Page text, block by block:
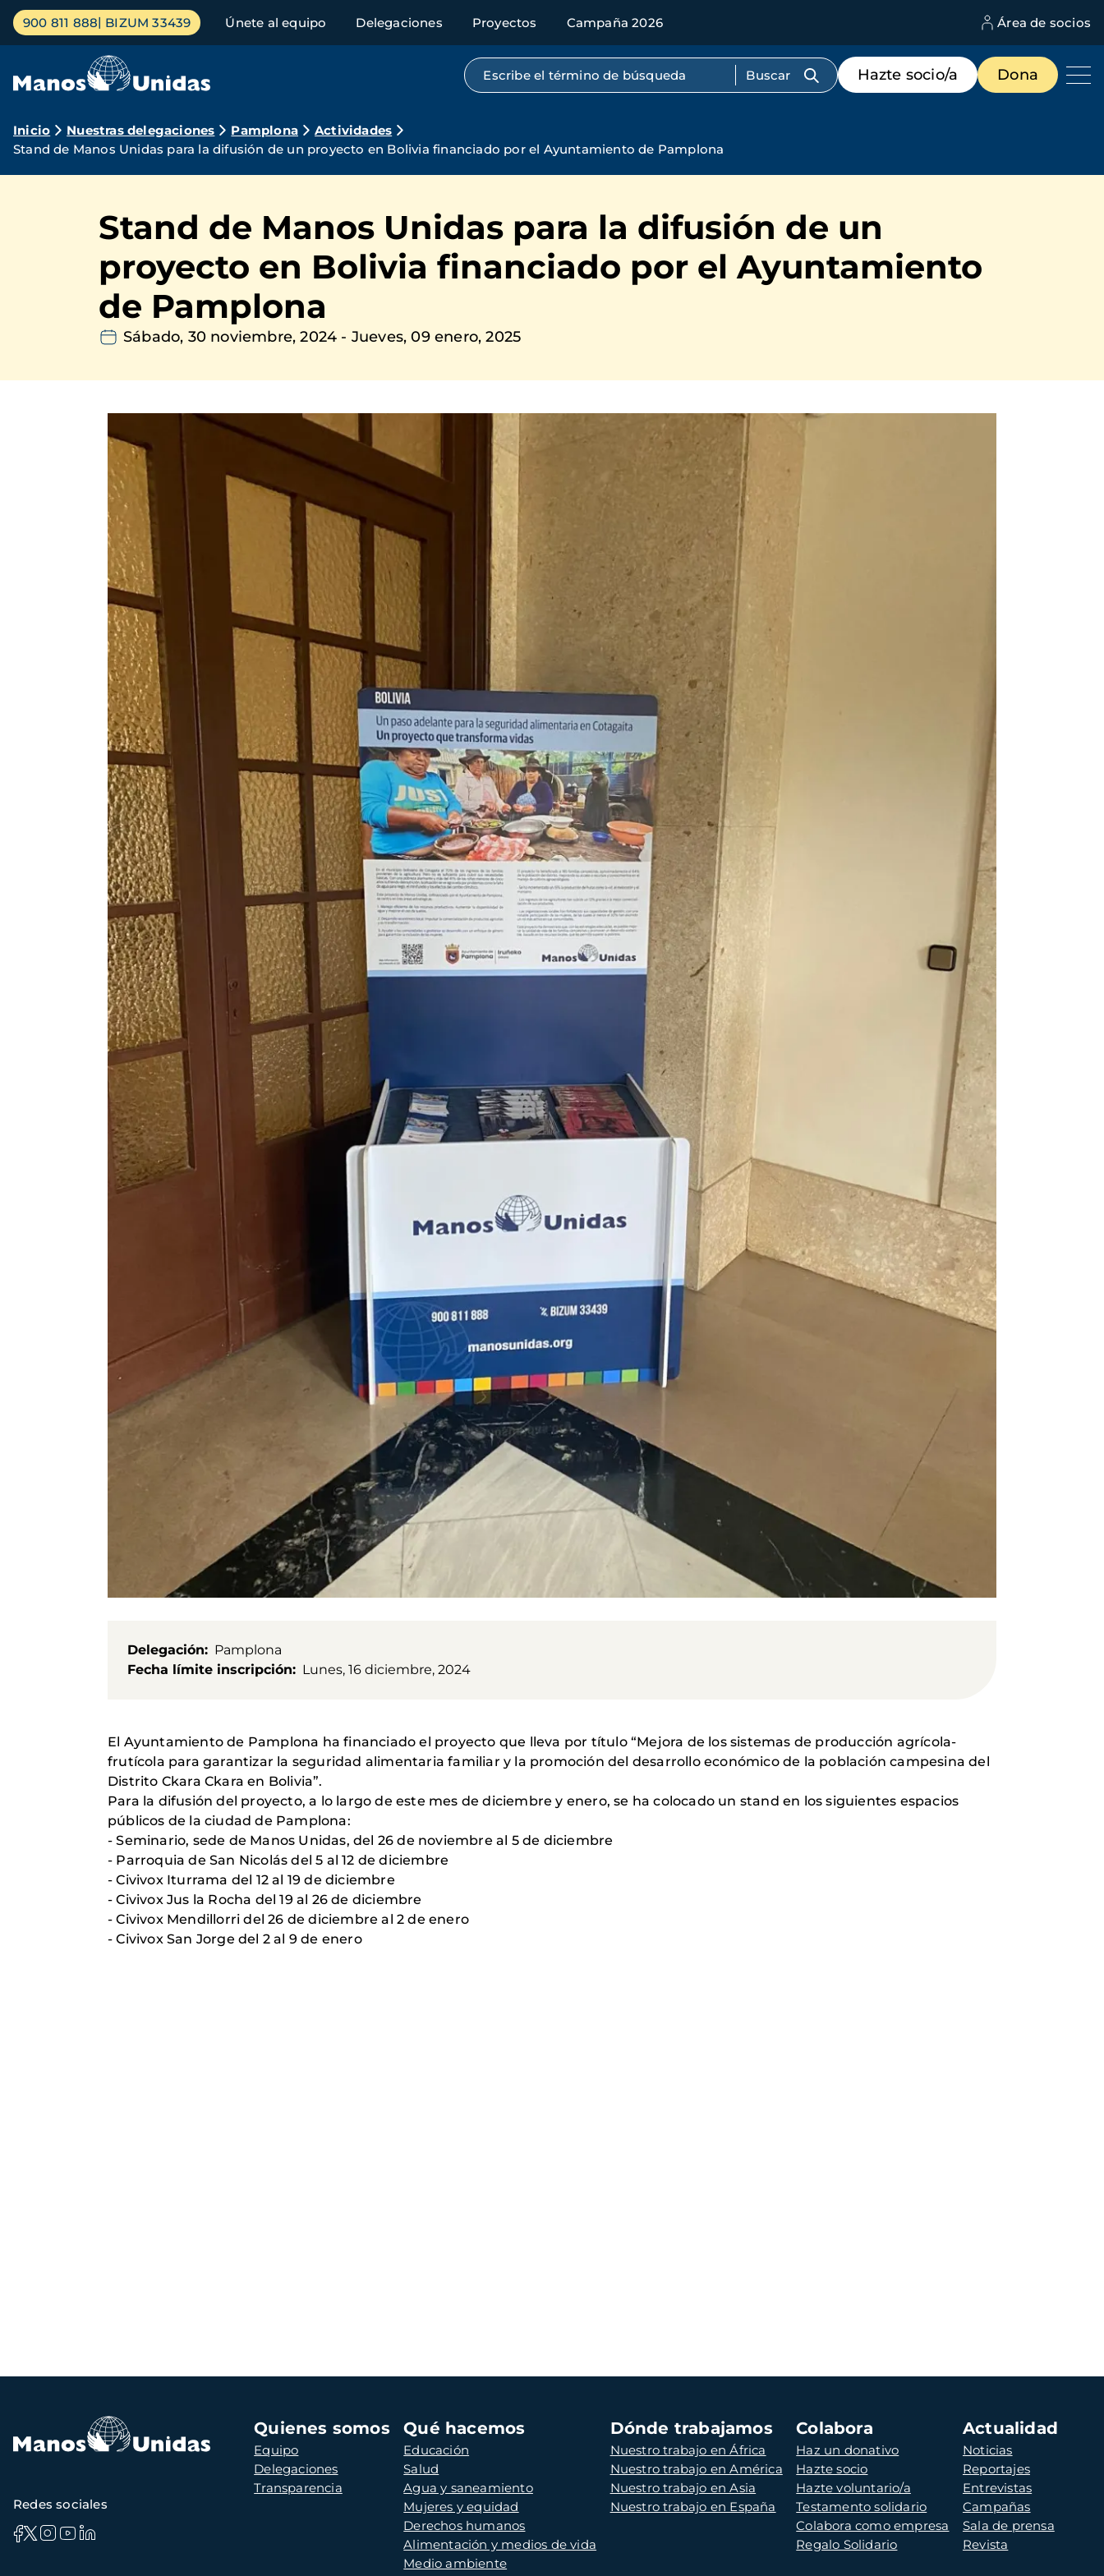
Pasar
contenido
Menú
principal
900 811 888 BIZUM 33439 Únete al equipo Delegaciones Proyectos Campaña 2026 Área de socios
Búsqueda por texto completo
Menú
de
destacados
Hazte socio/a Dona
Ruta
de
Inicio Nuestras delegaciones Pamplona
Actividades
Stand de Manos Unidas para la difusión de un proyecto en Bolivia financiado por el Ayuntamiento de Pamplona
Stand de Manos Unidas para la difusión de un
proyecto en Bolivia financiado por el Ayuntamiento
de Pamplona
Sábado, 30 noviembre, 2024 - Jueves, 09 enero, 2025
Delegación
Pamplona
Fecha límite inscripción
Lunes, 16 diciembre, 2024
El Ayuntamiento de Pamplona ha financiado el proyecto que lleva por título “Mejora de los sistemas de producción agrícola-
frutícola para garantizar la seguridad alimentaria familiar y la promoción del desarrollo económico de la población campesina del
Distrito Ckara Ckara en Bolivia”.
Para la difusión del proyecto, a lo largo de este mes de diciembre y enero, se ha colocado un stand en los siguientes espacios
públicos de la ciudad de Pamplona:
- Seminario, sede de Manos Unidas, del 26 de noviembre al 5 de diciembre
- Parroquia de San Nicolás del 5 al 12 de diciembre
- Civivox Iturrama del 12 al 19 de diciembre
- Civivox Jus la Rocha del 19 al 26 de diciembre
- Civivox Mendillorri del 26 de diciembre al 2 de enero
- Civivox San Jorge del 2 al 9 de enero
Navegación
principal
Quienes somos
Equipo
Delegaciones
Transparencia
Qué hacemos
Educación
Salud
Agua y saneamiento
Mujeres y equidad
Derechos humanos
Alimentación y medios de vida
Medio ambiente
Dónde trabajamos
Nuestro trabajo en África
Nuestro trabajo en América
Nuestro trabajo en Asia
Nuestro trabajo en España
Colabora
Haz un donativo
Hazte socio
Hazte voluntario/a
Testamento solidario
Colabora como empresa
Regalo Solidario
Actualidad
Noticias
Reportajes
Entrevistas
Campañas
Sala de prensa
Revista
Redes sociales